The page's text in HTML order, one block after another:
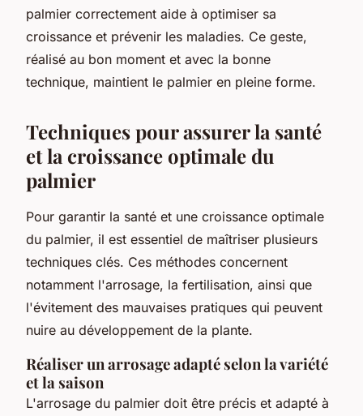
palmier correctement aide à optimiser sa
croissance et prévenir les maladies. Ce geste,
réalisé au bon moment et avec la bonne
technique, maintient le palmier en pleine forme.
Techniques pour assurer la santé
et la croissance optimale du
palmier
Pour garantir la santé et une croissance optimale
du palmier, il est essentiel de maîtriser plusieurs
techniques clés. Ces méthodes concernent
notamment l'arrosage, la fertilisation, ainsi que
l'évitement des mauvaises pratiques qui peuvent
nuire au développement de la plante.
Réaliser un arrosage adapté selon la variété
et la saison
L'arrosage du palmier doit être précis et adapté à